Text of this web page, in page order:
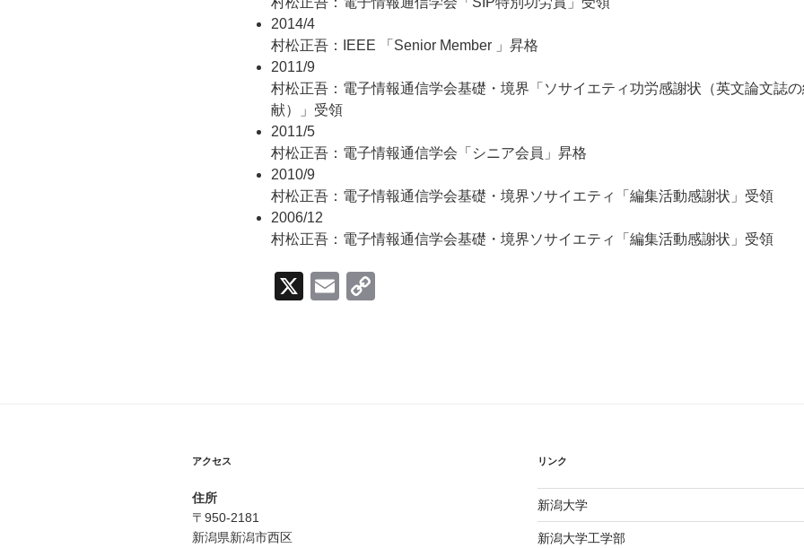
2014/4
村松正吾：IEEE 「Senior Member 」昇格
2011/9
村松正吾：電子情報通信学会基礎・境界「ソサイエティ功労感謝状（英文論文誌
献）」受領
2011/5
村松正吾：電子情報通信学会「シニア会員」昇格
2010/9
村松正吾：電子情報通信学会基礎・境界ソサイエティ「編集活動感謝状」受領
2006/12
村松正吾：電子情報通信学会基礎・境界ソサイエティ「編集活動感謝状」受領
X
E
アクセス
住所
〒950-2181
新潟県新潟市西区
リンク
新潟大学
新潟大学工学部